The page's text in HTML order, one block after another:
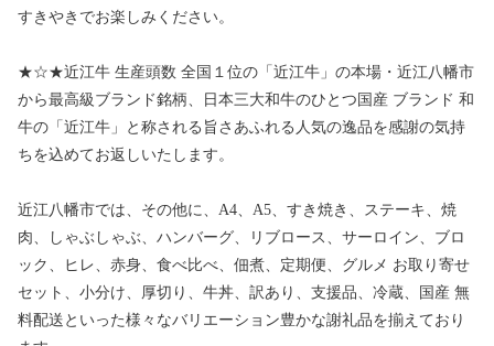
すきやきでお楽しみください。
★☆★近江牛 生産頭数 全国１位の「近江牛」の本場・近江八幡市
から最高級ブランド銘柄、日本三大和牛のひとつ国産 ブランド 和
牛の「近江牛」と称される旨さあふれる人気の逸品を感謝の気持
ちを込めてお返しいたします。
近江八幡市では、その他に、A4、A5、すき焼き、ステーキ、焼
肉、しゃぶしゃぶ、ハンバーグ、リブロース、サーロイン、ブロ
ック、ヒレ、赤身、食べ比べ、佃煮、定期便、グルメ お取り寄せ
セット、小分け、厚切り、牛丼、訳あり、支援品、冷蔵、国産 無
料配送といった様々なバリエーション豊かな謝礼品を揃えており